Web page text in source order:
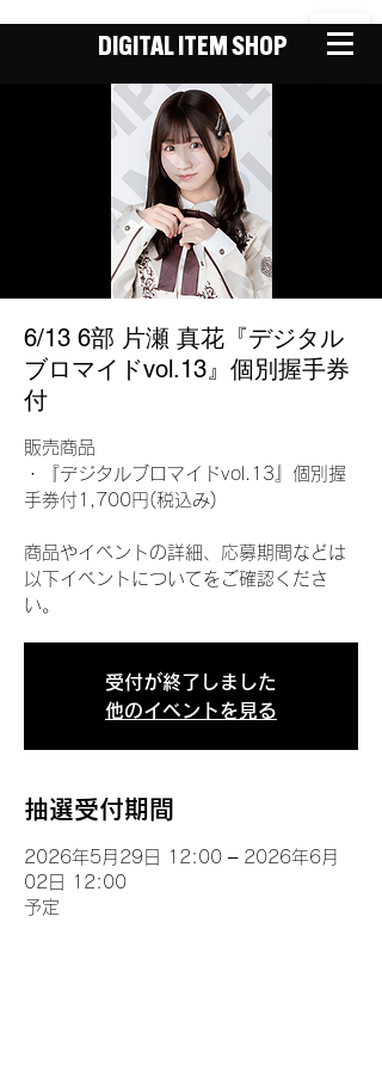
DIGITAL ITEM SHOP
6/13 6部 片瀬 真花『デジタル
ブロマイドvol.13』個別握手券
付
販売商品
・『デジタルブロマイドvol.13』個別握
手券付1,700円(税込み)
商品やイベントの詳細、応募期間などは
以下イベントについてをご確認くださ
い。
受付が終了しました
他のイベントを見る
抽選受付期間
2026年5月29日 12:00 – 2026年6月
02日 12:00
予定